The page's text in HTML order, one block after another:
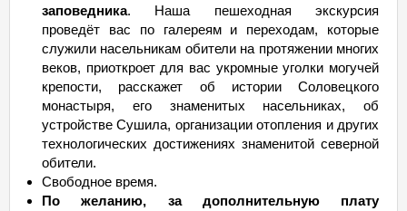
заповедника. Наша пешеходная экскурсия
проведёт вас по галереям и переходам, которые
служили насельникам обители на протяжении многих
веков, приоткроет для вас укромные уголки могучей
крепости, расскажет об истории Соловецкого
монастыря, его знаменитых насельниках, об
устройстве Сушила, организации отопления и других
технологических достижениях знаменитой северной
обители.
Свободное время.
По желанию, за дополнительную плату